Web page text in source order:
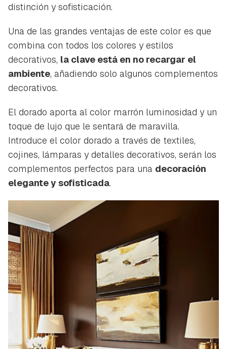
distinción y sofisticación.
Una de las grandes ventajas de este color es que
combina con todos los colores y estilos
decorativos, la clave está en no recargar el
ambiente, añadiendo solo algunos complementos
decorativos.
El dorado aporta al color marrón luminosidad y un
toque de lujo que le sentará de maravilla.
Introduce el color dorado a través de textiles,
cojines, lámparas y detalles decorativos, serán los
complementos perfectos para una decoración
elegante y sofisticada.